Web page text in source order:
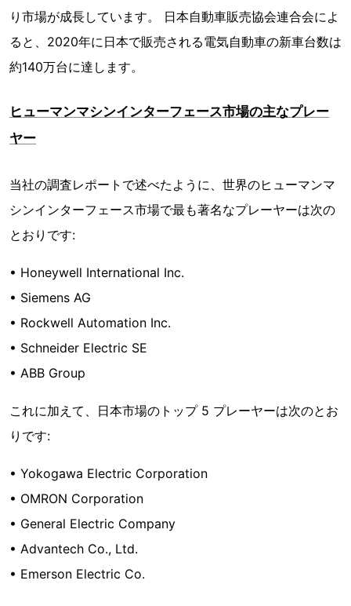
り市場が成長しています。 日本自動車販売協会連合会によ
ると、2020年に日本で販売される電気自動車の新車台数は
約140万台に達します。
ヒューマンマシンインターフェース市場の主なプレー
ヤー
当社の調査レポートで述べたように、世界のヒューマンマ
シンインターフェース市場で最も著名なプレーヤーは次の
とおりです:
• Honeywell International Inc.
• Siemens AG
• Rockwell Automation Inc.
• Schneider Electric SE
• ABB Group
これに加えて、日本市場のトップ 5 プレーヤーは次のとお
りです:
• Yokogawa Electric Corporation
• OMRON Corporation
• General Electric Company
• Advantech Co., Ltd.
• Emerson Electric Co.